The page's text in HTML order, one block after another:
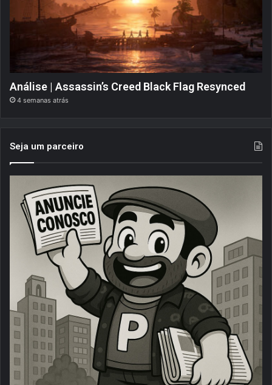
Análise | Assassin’s Creed Black Flag Resynced
4 semanas atrás
Seja um parceiro